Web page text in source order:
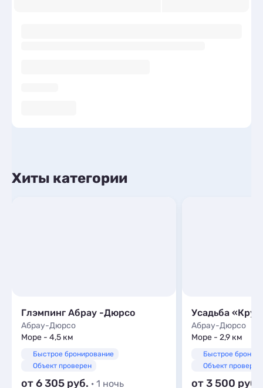
Хиты категории
Глэмпинг Абрау -Дюрсо
Абрау-Дюрсо
Море - 4,5 км
Быстрое бронирование
Объект проверен
от 6 305 · 1 ночь
Усадьба
Абрау-Дюрсо
Море - 2,9 км
Быстрое
Объект проверен
от 3 500